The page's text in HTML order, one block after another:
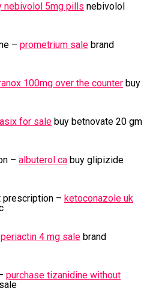
nebivolol 5mg pills nebivolol
– prometrium sale brand
100mg over the counter buy
for sale buy betnovate 20 gm
– albuterol ca buy glipizide
prescription – ketoconazole uk
4 mg sale brand
purchase tizanidine without